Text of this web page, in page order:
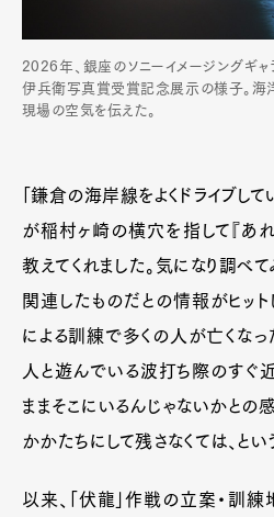
2026年、銀座のソニーイメージングギ
伊兵衛写真賞受賞記念展示の様子。海洋
現場の空気を伝えた。
「鎌倉の海岸線をよくドライブし
が稲村ヶ崎の横穴を指して『あ
教えてくれました。気になり調べ
関連したものだとの情報がヒッ
による訓練で多くの人が亡くな
人と遊んでいる波打ち際のすぐ
ままそこにいるんじゃないかとの
かかたちにして残さなくては、とい
以来、「伏龍」作戦の立案・訓